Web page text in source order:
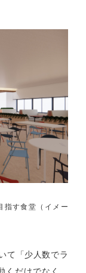
指す食堂（イメー
て「少人数でラ